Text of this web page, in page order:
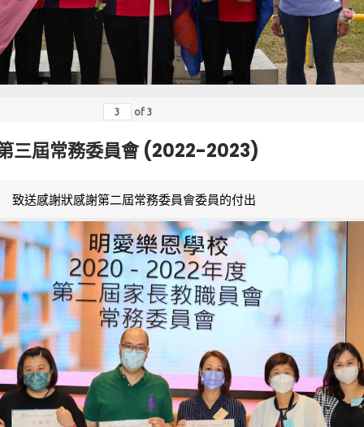
of 3
三屆常務委員會 (2022-2023)
致送感謝狀感謝第二屆常務委員會委員的付出